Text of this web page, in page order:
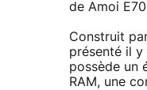
de Amoi
Construit
présenté il y
possède un
RAM, une